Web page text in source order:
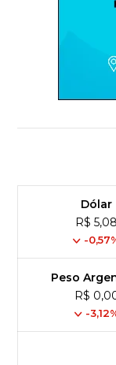
Dólar
R$ 5,08
-
Peso
R$
-